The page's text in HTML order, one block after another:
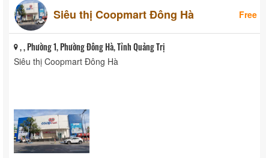
Siêu thị Coopmart Đông Hà Free
, , Phường 1, Phường Đông Hà, Tỉnh Quảng Trị
Siêu thị Coopmart Đông Hà